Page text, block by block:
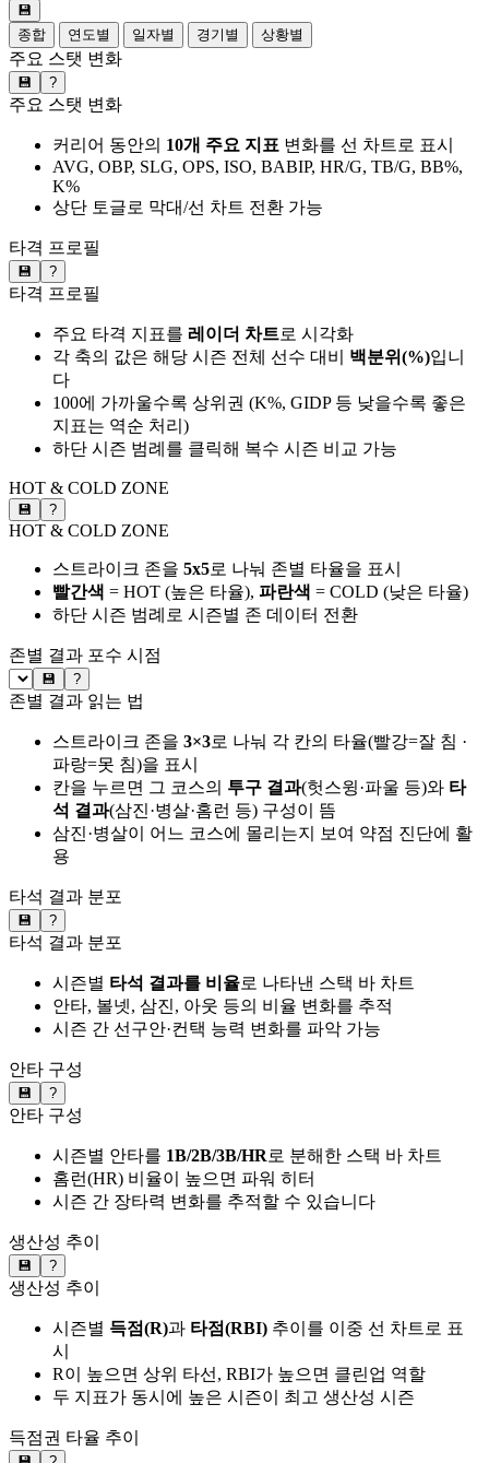
💾
종합
연도별 일자별 경기별 상황별
주요 스탯 변화
💾 ?
주요 스탯 변화
커리어 동안의 10개 주요 지표 변화를 선 차트로 표시
AVG, OBP, SLG, OPS, ISO, BABIP, HR/G, TB/G, BB%,
K%
상단 토글로 막대/선 차트 전환 가능
타격 프로필
💾 ?
타격 프로필
주요 타격 지표를 레이더 차트로 시각화
각 축의 값은 해당 시즌 전체 선수 대비 백분위(%)입니
다
100에 가까울수록 상위권 (K%, GIDP 등 낮을수록 좋은
지표는 역순 처리)
하단 시즌 범례를 클릭해 복수 시즌 비교 가능
HOT & COLD ZONE
💾 ?
HOT & COLD ZONE
스트라이크 존을 5x5로 나눠 존별 타율을 표시
빨간색 = HOT (높은 타율), 파란색 = COLD (낮은 타율)
하단 시즌 범례로 시즌별 존 데이터 전환
존별 결과 포수 시점
💾 ?
존별 결과 읽는 법
스트라이크 존을 3×3로 나눠 각 칸의 타율(빨강=잘 침 ·
파랑=못 침)을 표시
칸을 누르면 그 코스의 투구 결과(헛스윙·파울 등)와 타
석 결과(삼진·병살·홈런 등) 구성이 뜸
삼진·병살이 어느 코스에 몰리는지 보여 약점 진단에 활
용
타석 결과 분포
💾 ?
타석 결과 분포
시즌별 타석 결과를 비율로 나타낸 스택 바 차트
안타, 볼넷, 삼진, 아웃 등의 비율 변화를 추적
시즌 간 선구안·컨택 능력 변화를 파악 가능
안타 구성
💾 ?
안타 구성
시즌별 안타를 1B/2B/3B/HR로 분해한 스택 바 차트
홈런(HR) 비율이 높으면 파워 히터
시즌 간 장타력 변화를 추적할 수 있습니다
생산성 추이
💾 ?
생산성 추이
시즌별 득점(R)과 타점(RBI) 추이를 이중 선 차트로 표
시
R이 높으면 상위 타선, RBI가 높으면 클린업 역할
두 지표가 동시에 높은 시즌이 최고 생산성 시즌
득점권 타율 추이